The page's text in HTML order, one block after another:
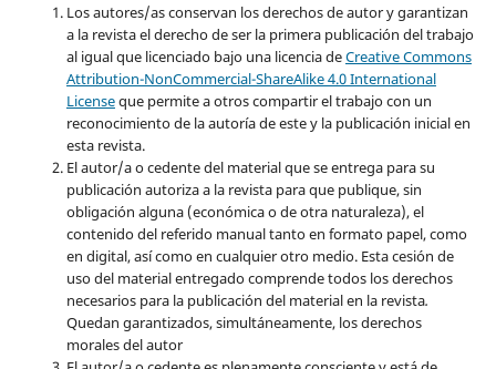
Los autores/as conservan los derechos de autor y garantizan
a la revista el derecho de ser la primera publicación del trabajo
al igual que licenciado bajo una licencia deCreative Commons
Attribution-NonCommercial-ShareAlike 4.0 International
Licenseque permite a otros compartir el trabajo con un
reconocimiento de la autoría de este y la publicación inicial en
esta revista.
El autor/a o cedente del material que se entrega para su
publicación autoriza a la revista para que publique, sin
obligación alguna (económica o de otra naturaleza), el
contenido del referido manual tanto en formato papel, como
en digital, así como en cualquier otro medio. Esta cesión de
uso del material entregado comprende todos los derechos
necesarios para la publicación del material en la revista.
Quedan garantizados, simultáneamente, los derechos
morales del autor